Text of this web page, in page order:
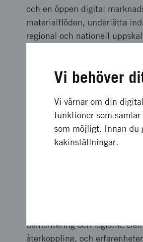
och en öppen digital
materialflöden, underlätta
regional och nationell
Förväntade
Vi förväntar oss ökad
prototyp av en
resursförbrukning, lägre
systemperspektiv för
Projektet genomförs i
demontering och logistik.
återkoppling, och
Vi behöver
Vi värnar om din
funktioner som
som möjligt. Innan du
kakinställningar.